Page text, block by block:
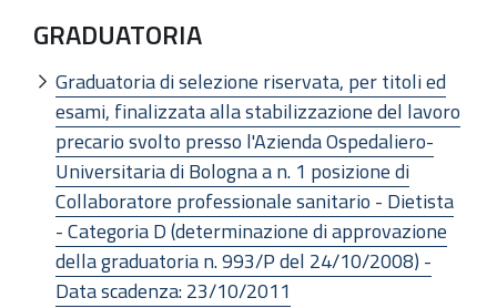
GRADUATORIA
Graduatoria di selezione riservata, per titoli ed
esami, finalizzata alla stabilizzazione del lavoro
precario svolto presso l'Azienda Ospedaliero-
Universitaria di Bologna a n. 1 posizione di
Collaboratore professionale sanitario - Dietista
- Categoria D (determinazione di approvazione
della graduatoria n. 993/P del 24/10/2008) -
Data scadenza: 23/10/2011